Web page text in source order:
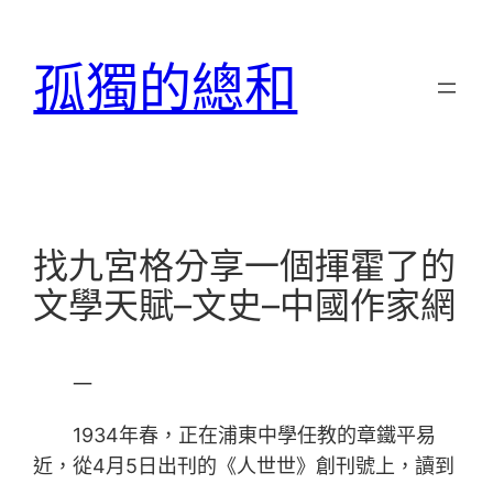
孤獨的總和
找九宮格分享一個揮霍了的
文學天賦–文史–中國作家網
一
1934年春，正在浦東中學任教的章鐵平易
近，從4月5日出刊的《人世世》創刊號上，讀到